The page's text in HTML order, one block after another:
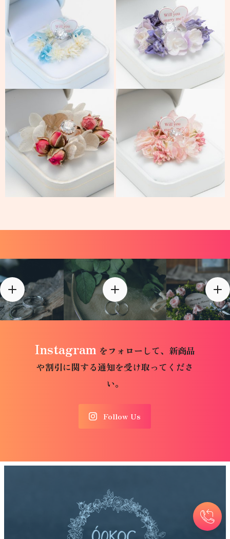
Instagram をフォローして、新商品
や割引に関する通知を受け取ってくださ
い。
Follow Us